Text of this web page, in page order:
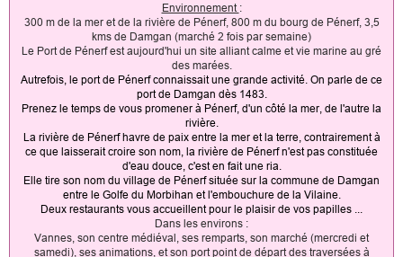
Environnement :
300 m de la mer et de la rivière de Pénerf, 800 m du bourg de Pénerf, 3,5
kms de Damgan (marché 2 fois par semaine)
Le Port de Pénerf est aujourd'hui un site alliant calme et vie marine au gré
des marées.
Autrefois, le port de Pénerf connaissait une grande activité. On parle de ce
port de Damgan dès 1483.
Prenez le temps de vous promener à Pénerf, d'un côté la mer, de l'autre la
rivière.
La rivière de Pénerf havre de paix entre la mer et la terre, contrairement à
ce que laisserait croire son nom, la rivière de Pénerf n'est pas constituée
d'eau douce, c'est en fait une ria.
Elle tire son nom du village de Pénerf située sur la commune de Damgan
entre le Golfe du Morbihan et l'embouchure de la Vilaine.
Deux restaurants vous accueillent pour le plaisir de vos papilles ...
Dans les environs :
Vannes, son centre médiéval, ses remparts, son marché (mercredi et
samedi), ses animations, et son port point de départ des traversées à